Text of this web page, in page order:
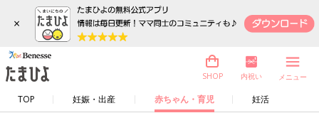
×
TOP 妊娠・出産 赤ちゃん・育児 妊活
SHOP 内祝い メニュー